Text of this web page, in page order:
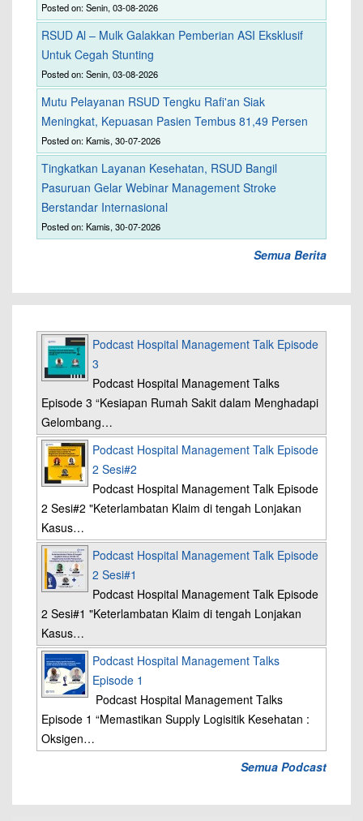
Posted on: Senin, 03-08-2026
RSUD Al – Mulk Galakkan Pemberian ASI Eksklusif
Untuk Cegah Stunting
Posted on: Senin, 03-08-2026
Mutu Pelayanan RSUD Tengku Rafi'an Siak
Meningkat, Kepuasan Pasien Tembus 81,49 Persen
Posted on: Kamis, 30-07-2026
Tingkatkan Layanan Kesehatan, RSUD Bangil
Pasuruan Gelar Webinar Management Stroke
Berstandar Internasional
Posted on: Kamis, 30-07-2026
Semua Berita
Podcast Hospital Management Talk Episode
3
Podcast Hospital Management Talks
Episode 3 “Kesiapan Rumah Sakit dalam Menghadapi
Gelombang…
Podcast Hospital Management Talk Episode
2 Sesi#2
Podcast Hospital Management Talk Episode
2 Sesi#2 "Keterlambatan Klaim di tengah Lonjakan
Kasus…
Podcast Hospital Management Talk Episode
2 Sesi#1
Podcast Hospital Management Talk Episode
2 Sesi#1 "Keterlambatan Klaim di tengah Lonjakan
Kasus…
Podcast Hospital Management Talks
Episode 1
Podcast Hospital Management Talks
Episode 1 “Memastikan Supply Logisitik Kesehatan :
Oksigen…
Semua Podcast